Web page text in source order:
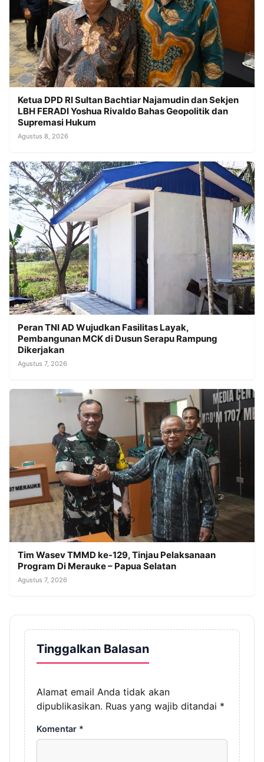
Ketua DPD RI Sultan Bachtiar Najamudin dan Sekjen
LBH FERADI Yoshua Rivaldo Bahas Geopolitik dan
Supremasi Hukum
Agustus 8, 2026
Peran TNI AD Wujudkan Fasilitas Layak,
Pembangunan MCK di Dusun Serapu Rampung
Dikerjakan
Agustus 7, 2026
Tim Wasev TMMD ke-129, Tinjau Pelaksanaan
Program Di Merauke – Papua Selatan
Agustus 7, 2026
Tinggalkan Balasan
Alamat email Anda tidak akan
dipublikasikan. Ruas yang wajib ditandai *
Komentar *